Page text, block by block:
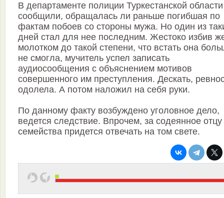
В департаменте полиции Туркестанской
сообщили, обращалась ли раньше погибшая по
фактам побоев со стороны мужа. Но один из
дней стал для нее последним. Жестоко избив
молотком до такой степени, что встать она
не смогла, мучитель успел записать
аудиосообщения с объяснением мотивов
совершенного им преступления. Дескать,
одолела. А потом наложил на себя руки.
По данному факту возбуждено уголовное дело,
ведется следствие. Впрочем, за содеянное отцу
семейства придется отвечать на том свете.